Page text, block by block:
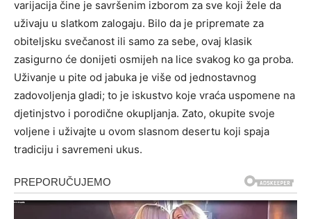
varijacija čine je savršenim izborom za sve koji žele da
uživaju u slatkom zalogaju. Bilo da je pripremate za
obiteljsku svečanost ili samo za sebe, ovaj klasik
zasigurno će donijeti osmijeh na lice svakog ko ga proba.
Uživanje u pite od jabuka je više od jednostavnog
zadovoljenja gladi; to je iskustvo koje vraća uspomene na
djetinjstvo i porodične okupljanja. Zato, okupite svoje
voljene i uživajte u ovom slasnom desertu koji spaja
tradiciju i savremeni ukus.